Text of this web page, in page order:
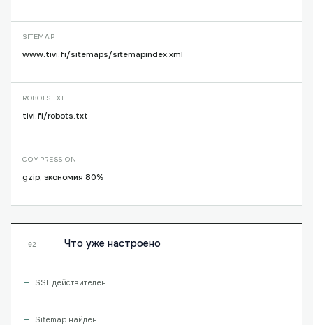
SITEMAP
www.tivi.fi/sitemaps/sitemapindex.xml
ROBOTS.TXT
tivi.fi/robots.txt
COMPRESSION
gzip, экономия 80%
02 Что уже настроено
SSL действителен
Sitemap найден